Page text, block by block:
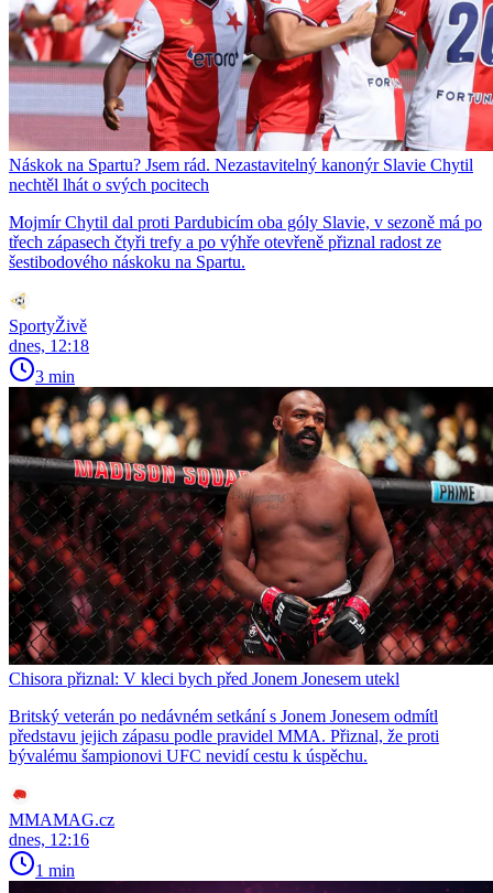
Náskok na Spartu? Jsem rád. Nezastavitelný kanonýr Slavie Chytil
nechtěl lhát o svých pocitech
Mojmír Chytil dal proti Pardubicím oba góly Slavie, v sezoně má po
třech zápasech čtyři trefy a po výhře otevřeně přiznal radost ze
šestibodového náskoku na Spartu.
SportyŽivě
dnes, 12:18
3 min
Chisora přiznal: V kleci bych před Jonem Jonesem utekl
Britský veterán po nedávném setkání s Jonem Jonesem odmítl
představu jejich zápasu podle pravidel MMA. Přiznal, že proti
bývalému šampionovi UFC nevidí cestu k úspěchu.
MMAMAG.cz
dnes, 12:16
1 min